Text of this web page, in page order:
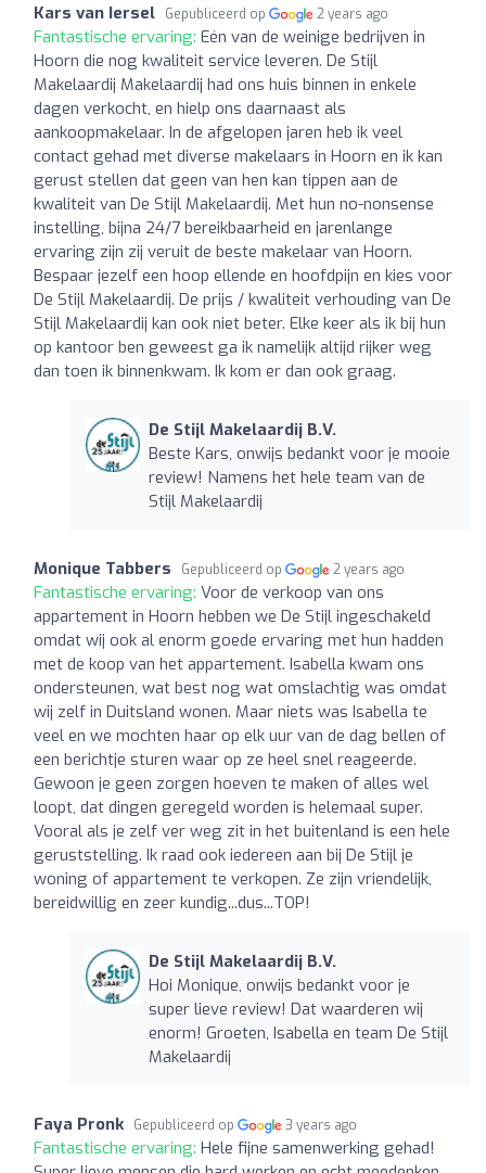
Kars van Iersel Gepubliceerd op 2 years ago
Fantastische ervaring: Eén van de weinige bedrijven in
Hoorn die nog kwaliteit service leveren. De Stijl
Makelaardij Makelaardij had ons huis binnen in enkele
dagen verkocht, en hielp ons daarnaast als
aankoopmakelaar. In de afgelopen jaren heb ik veel
contact gehad met diverse makelaars in Hoorn en ik kan
gerust stellen dat geen van hen kan tippen aan de
kwaliteit van De Stijl Makelaardij. Met hun no-nonsense
instelling, bijna 24/7 bereikbaarheid en jarenlange
ervaring zijn zij veruit de beste makelaar van Hoorn.
Bespaar jezelf een hoop ellende en hoofdpijn en kies voor
De Stijl Makelaardij. De prijs / kwaliteit verhouding van De
Stijl Makelaardij kan ook niet beter. Elke keer als ik bij hun
op kantoor ben geweest ga ik namelijk altijd rijker weg
dan toen ik binnenkwam. Ik kom er dan ook graag.
De Stijl Makelaardij B.V.
Beste Kars, onwijs bedankt voor je mooie
review! Namens het hele team van de
Stijl Makelaardij
Monique Tabbers Gepubliceerd op 2 years ago
Fantastische ervaring: Voor de verkoop van ons
appartement in Hoorn hebben we De Stijl ingeschakeld
omdat wij ook al enorm goede ervaring met hun hadden
met de koop van het appartement. Isabella kwam ons
ondersteunen, wat best nog wat omslachtig was omdat
wij zelf in Duitsland wonen. Maar niets was Isabella te
veel en we mochten haar op elk uur van de dag bellen of
een berichtje sturen waar op ze heel snel reageerde.
Gewoon je geen zorgen hoeven te maken of alles wel
loopt, dat dingen geregeld worden is helemaal super.
Vooral als je zelf ver weg zit in het buitenland is een hele
geruststelling. Ik raad ook iedereen aan bij De Stijl je
woning of appartement te verkopen. Ze zijn vriendelijk,
bereidwillig en zeer kundig...dus...TOP!
De Stijl Makelaardij B.V.
Hoi Monique, onwijs bedankt voor je
super lieve review! Dat waarderen wij
enorm! Groeten, Isabella en team De Stijl
Makelaardij
Faya Pronk Gepubliceerd op 3 years ago
Fantastische ervaring: Hele fijne samenwerking gehad!